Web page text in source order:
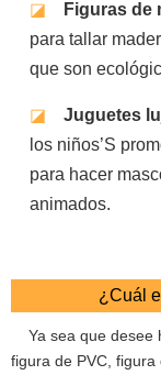
◪ Figuras de
para tallar
que son
◪ Juguetes
los niños’S
para hacer
animados.
¿Cuál
Ya sea que desee
figura de PVC,